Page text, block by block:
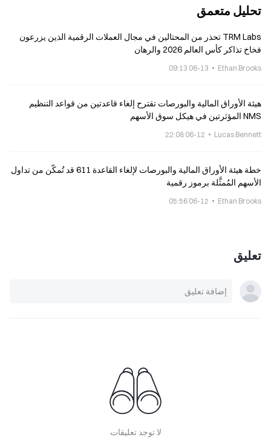
تحليل متعمق
TRM Labs تحذر من المحتالين في مجال العملات الرقمية الذين يزرعون
فخاخ تذاكر كأس العالم 2026 والرهان
Ethan Brooks
06-13 09:13
هيئة الأوراق المالية والبورصات تقترح إلغاء قاعدتين من قواعد التنظيم
NMS المؤثرتين في هيكل سوق الأسهم
Lucas Bennett
06-12 22:08
خطة هيئة الأوراق المالية والبورصات لإلغاء القاعدة 611 قد تُمكّن من تداول
الأسهم المُمثَّلة برموز رقمية
Ethan Brooks
06-12 05:56
تعليق
لا توجد تعليقات